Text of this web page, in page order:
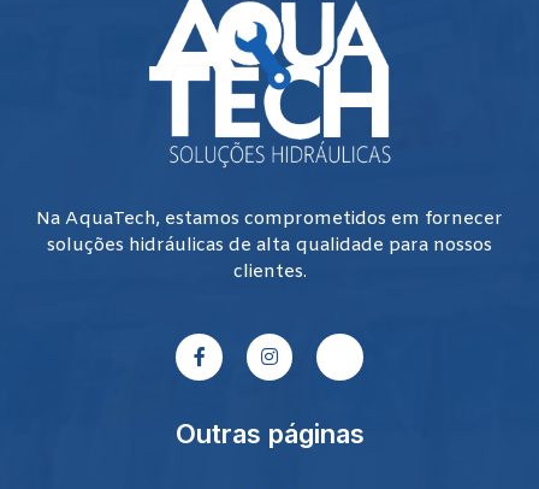
Na AquaTech, estamos comprometidos em fornecer
soluções hidráulicas de alta qualidade para nossos
clientes.
Outras páginas